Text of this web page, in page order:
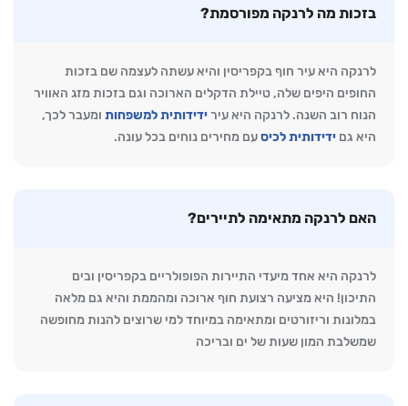
בזכות מה לרנקה מפורסמת?
לרנקה היא עיר חוף בקפריסין והיא עשתה לעצמה שם בזכות
החופים היפים שלה, טיילת הדקלים הארוכה וגם בזכות מזג האוויר
הנוח רוב השנה. לרנקה היא עירידידותית למשפחות ומעבר לכך,
היא גם ידידותית לכיסעם מחירים נוחים בכל עונה.
האם לרנקה מתאימה לתיירים?
לרנקה היא אחד מיעדי התיירות הפופולריים בקפריסין ובים
התיכון! היא מציעה רצועת חוף ארוכה ומהממת והיא גם מלאה
במלונות וריזורטים ומתאימה במיוחד למי שרוצים להנות מחופשה
שמשלבת המון שעות של ים ובריכה